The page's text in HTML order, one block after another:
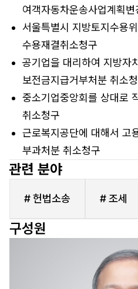
여객자동차운송사업계획
서울특별시 지방토지수용
수용재결취소청구
공기업을 대리하여 지방자
보전금지급거부처분 취소
중소기업중앙회를 상대로
취소청구
근로복지공단에 대해서 고
부과처분 취소청구
관련 분야
# 헌법소송 # 조세
구성원